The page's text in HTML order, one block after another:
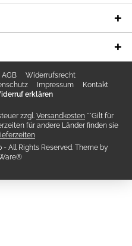
AGB
Widerrufsrecht
Impressum
Kontakt
erklären
zzgl. Versandkosten **Gilt für
für andere Länder finden sie
All Rights Reserved. Theme by